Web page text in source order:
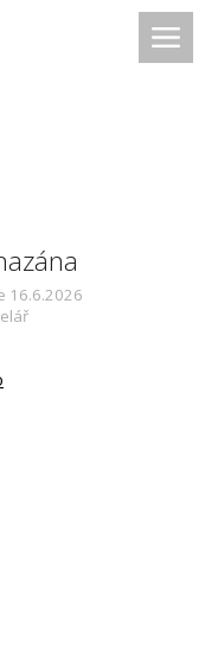
16.6.2026